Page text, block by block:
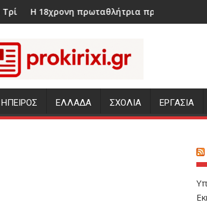
πραγματοποίησε μια σπουδαία
Ενωση
ΗΠΕΙΡΟΣ ΕΛΛΑΔΑ ΣΧΟΛΙΑ ΕΡΓΑΣΙΑ